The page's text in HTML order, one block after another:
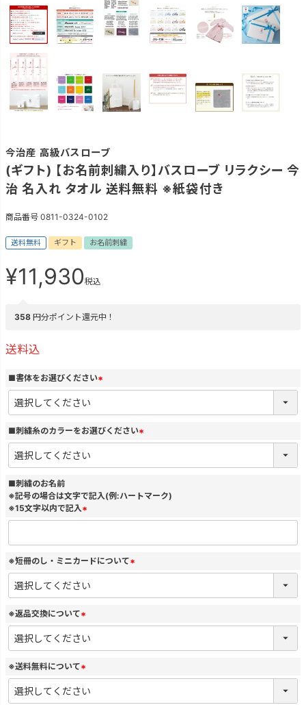
今治産 高級バスローブ
(ギフト) 【お名前刺繍入り】バスローブ リラクシー 今
治 名入れ タオル 送料無料 ※紙袋付き
商品番号 0811-0324-0102
送料無料 ギフト お名前刺繍
¥11,930税込
358 円分ポイント還元中！
送料込
■書体をお選びください
(
須
)
■刺繍糸のカラーをお選びください
(
須
■刺繍のお名前
※記号の場合は文字で記入(例:ハートマーク)
※15文字以内で記入
(
須
)
※短冊のし・ミニカードについて
(
須
※返品交換について
(
必
須
)
※送料無料について
(
必